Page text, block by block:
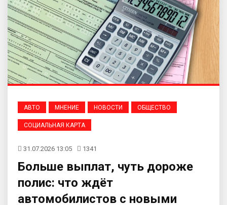
АВТО МНЕНИЕ НОВОСТИ ОБЩЕСТВО
СОЦИАЛЬНАЯ КАРТА
31.07.2026 13:05 1341
Больше выплат, чуть дороже
полис: что ждёт
автомобилистов с новыми